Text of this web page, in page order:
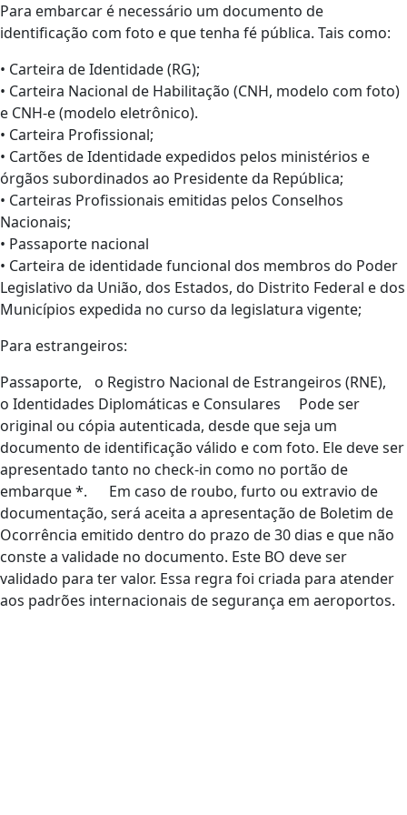
Para embarcar é necessário um documento de
identificação com foto e que tenha fé pública. Tais como:
• Carteira de Identidade (RG);
• Carteira Nacional de Habilitação (CNH, modelo com foto)
e CNH-e (modelo eletrônico).
• Carteira Profissional;
• Cartões de Identidade expedidos pelos ministérios e
órgãos subordinados ao Presidente da República;
• Carteiras Profissionais emitidas pelos Conselhos
Nacionais;
• Passaporte nacional
• Carteira de identidade funcional dos membros do Poder
Legislativo da União, dos Estados, do Distrito Federal e dos
Municípios expedida no curso da legislatura vigente;
Para estrangeiros:
Passaporte, o Registro Nacional de Estrangeiros (RNE),
o Identidades Diplomáticas e Consulares Pode ser
original ou cópia autenticada, desde que seja um
documento de identificação válido e com foto. Ele deve ser
apresentado tanto no check-in como no portão de
embarque *. Em caso de roubo, furto ou extravio de
documentação, será aceita a apresentação de Boletim de
Ocorrência emitido dentro do prazo de 30 dias e que não
conste a validade no documento. Este BO deve ser
validado para ter valor. Essa regra foi criada para atender
aos padrões internacionais de segurança em aeroportos.